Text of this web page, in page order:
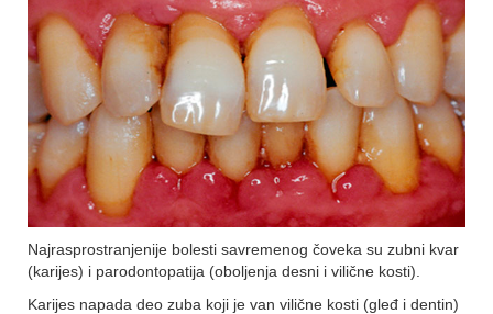
Najrasprostranjenije bolesti savremenog čoveka su zubni kvar
(karijes) i parodontopatija (oboljenja desni i vilične kosti).
Karijes napada deo zuba koji je van vilične kosti (gleđ i dentin)